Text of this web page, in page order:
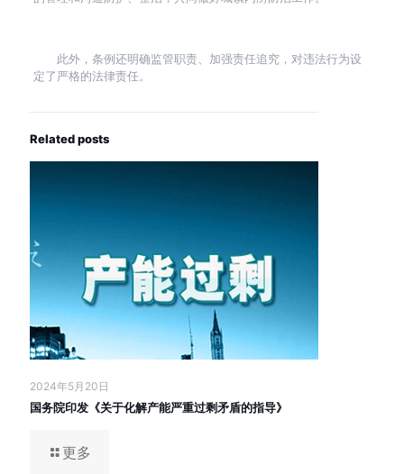
此外，条例还明确监管职责、加强责任追究，对违法行为设
定了严格的法律责任。
Related posts
2024年5月20日
国务院印发《关于化解产能严重过剩矛盾的指导》
更多